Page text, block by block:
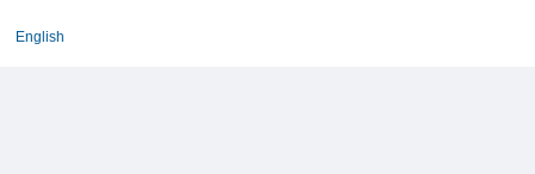
English